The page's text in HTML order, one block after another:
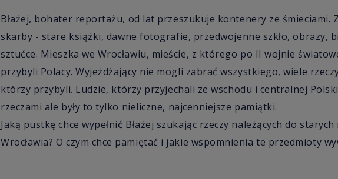
Błażej, bohater reportażu, od lat przeszukuje kontenery ze śmieciami.
skarby - stare książki, dawne fotografie, przedwojenne szkło, obrazy,
sztućce. Mieszka we Wrocławiu, mieście, z którego po II wojnie
przybyli Polacy. Wyjeżdżający nie mogli zabrać wszystkiego, wiele
którzy przybyli. Ludzie, którzy przyjechali ze wschodu i centralnej
rzeczami ale były to tylko nieliczne, najcenniejsze pamiątki.
Jaką pustkę chce wypełnić Błażej szukając rzeczy należących do
Wrocławia? O czym chce pamiętać i jakie wspomnienia te przedmioty